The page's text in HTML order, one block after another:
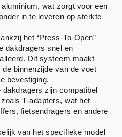
wat zorgt voor een
in te leveren op sterkte
het “Press-To-Open”
dakdragers snel en
Dit systeem maakt
binnenzijde van de voet
bevestiging.
zijn compatibel
T-adapters, wat het
fietsendragers en andere
van het specifieke model